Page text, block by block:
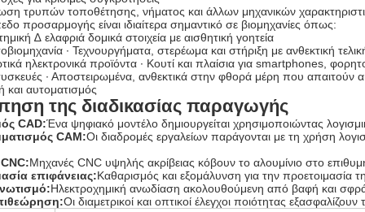
τρυπών τοποθέτησης, νήματος και άλλων μηχανικών
προσαρμογής είναι ιδιαίτερα σημαντικό σε βιομηχανίες όπως:
∆ ελαφριά δομικά στοιχεία με αισθητική γοητεία
∙ Τεχνουργήματα, στερέωμα και στήριξη με ανθεκτική
ηλεκτρονικά προϊόντα ∙ Κουτί και πλαίσια για smartphones,
∙ Αποστειρωμένα, ανθεκτικά στην φθορά μέρη που απαιτούν
και αυτοματισμός
της διαδικασίας παραγωγής
CAD:Ένα ψηφιακό μοντέλο δημιουργείται χρησιμοποιώντας
CAM:Οι διαδρομές εργαλείων παράγονται με τη χρήση
Μηχανές CNC υψηλής ακρίβειας κόβουν το αλουμίνιο στο
επιφάνειας:Καθαρισμός και εξομάλυνση για την προετοιμασία
Ηλεκτροχημική ανωδίαση ακολουθούμενη από βαφή και
Οι διαμετρικοί και οπτικοί έλεγχοι ποιότητας